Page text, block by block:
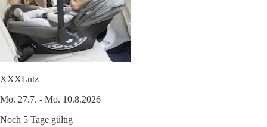
XXXLutz
Mo. 27.7. - Mo. 10.8.2026
Noch 5 Tage gültig